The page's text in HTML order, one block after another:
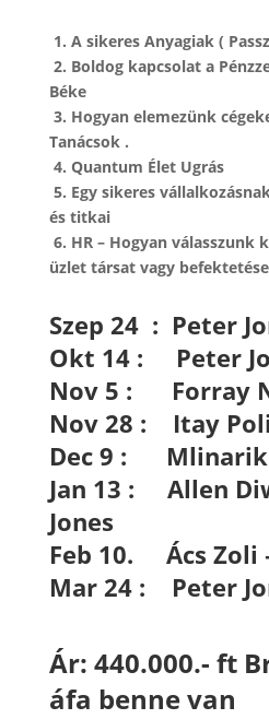
1. A sikeres Anyagiak (
2. Boldog kapcsolat a
Béke
3. Hogyan elemezünk
Tanácsok .
4. Quantum Élet Ugrás
5. Egy sikeres
és titkai
6. HR – Hogyan válasszunk
üzlet társat vagy
Szep 24 : Peter
Okt 14 : Peter
Nov 5 : Forray
Nov 28 : Itay
Dec 9 : Mlinarik
Jan 13 : Allen
Jones
Feb 10. Ács Zoli
Mar 24 : Peter
Ár: 440.000.- ft
áfa benne van